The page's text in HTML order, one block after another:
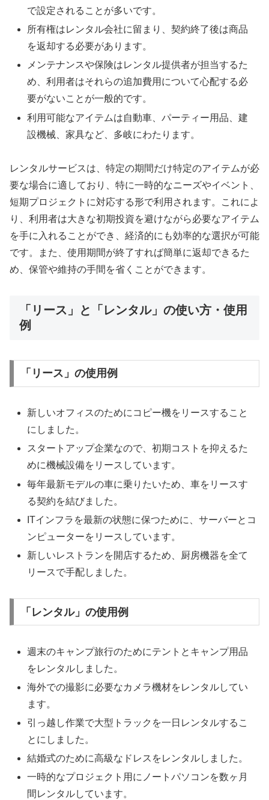
で設定されることが多いです。
所有権はレンタル会社に留まり、契約終了後は商品
を返却する必要があります。
メンテナンスや保険はレンタル提供者が担当するた
め、利用者はそれらの追加費用について心配する必
要がないことが一般的です。
利用可能なアイテムは自動車、パーティー用品、建
設機械、家具など、多岐にわたります。
レンタルサービスは、特定の期間だけ特定のアイテムが必
要な場合に適しており、特に一時的なニーズやイベント、
短期プロジェクトに対応する形で利用されます。これによ
り、利用者は大きな初期投資を避けながら必要なアイテム
を手に入れることができ、経済的にも効率的な選択が可能
です。また、使用期間が終了すれば簡単に返却できるた
め、保管や維持の手間を省くことができます。
「リース」と「レンタル」の使い方・使用
例
「リース」の使用例
新しいオフィスのためにコピー機をリースすること
にしました。
スタートアップ企業なので、初期コストを抑えるた
めに機械設備をリースしています。
毎年最新モデルの車に乗りたいため、車をリースす
る契約を結びました。
ITインフラを最新の状態に保つために、サーバーとコ
ンピューターをリースしています。
新しいレストランを開店するため、厨房機器を全て
リースで手配しました。
「レンタル」の使用例
週末のキャンプ旅行のためにテントとキャンプ用品
をレンタルしました。
海外での撮影に必要なカメラ機材をレンタルしてい
ます。
引っ越し作業で大型トラックを一日レンタルするこ
とにしました。
結婚式のために高級なドレスをレンタルしました。
一時的なプロジェクト用にノートパソコンを数ヶ月
間レンタルしています。